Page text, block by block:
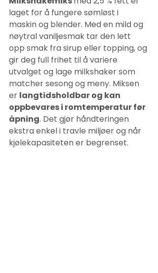
laget for å fungere sømløst i
maskin og blender. Med en mild og
nøytral vaniljesmak tar den lett
opp smak fra sirup eller topping, og
gir deg full frihet til å variere
utvalget og lage milkshaker som
matcher sesong og meny. Miksen
er langtidsholdbar og kan
oppbevares i romtemperatur før
åpning. Det gjør håndteringen
ekstra enkel i travle miljøer og når
kjølekapasiteten er begrenset.